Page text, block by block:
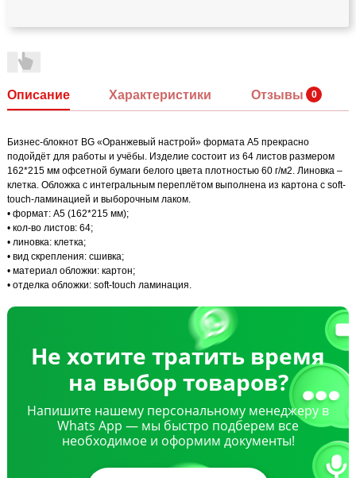
Описание Характеристики Отзывы
Бизнес-блокнот BG «Оранжевый настрой» формата А5 прекрасно
подойдёт для работы и учёбы. Изделие состоит из 64 листов размером
162*215 мм офсетной бумаги белого цвета плотностью 60 г/м2. Линовка –
клетка. Обложка с интегральным переплётом выполнена из картона с soft-
touch-ламинацией и выборочным лаком.
• формат: А5 (162*215 мм);
• кол-во листов: 64;
• линовка: клетка;
• вид скрепления: сшивка;
• материал обложки: картон;
• отделка обложки: soft-touch ламинация.
Не хотите тратить время
на выбор товаров?
Напишите нашему персональному менеджеру в
Whats App — мы быстро подберем все
необходимое и оформим документы!